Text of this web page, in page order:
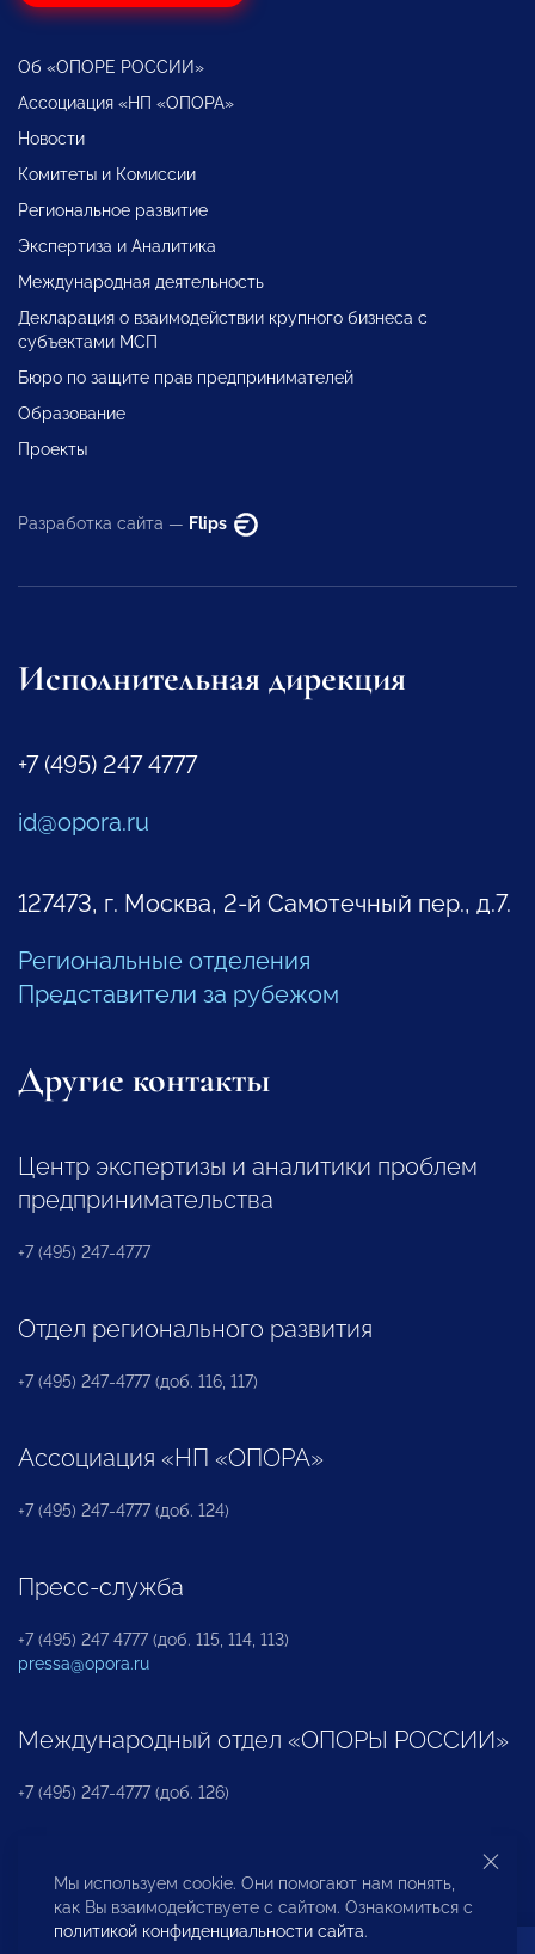
Об «ОПОРЕ РОССИИ»
Ассоциация «НП «ОПОРА»
Новости
Комитеты и Комиссии
Региональное развитие
Экспертиза и Аналитика
Международная деятельность
Декларация о взаимодействии крупного бизнеса с
субъектами МСП
Бюро по защите прав предпринимателей
Образование
Проекты
Разработка сайта — Flips
Исполнительная дирекция
+7 (495) 247 4777
id@opora.ru
127473, г. Москва, 2-й Самотечный пер., д.7.
Региональные отделения
Представители за рубежом
Другие контакты
Центр экспертизы и аналитики проблем
предпринимательства
+7 (495) 247-4777
Отдел регионального развития
+7 (495) 247-4777 (доб. 116, 117)
Ассоциация «НП «ОПОРА»
+7 (495) 247-4777 (доб. 124)
Пресс-служба
+7 (495) 247 4777 (доб. 115, 114, 113)
pressa@opora.ru
Международный отдел «ОПОРЫ РОССИИ»
+7 (495) 247-4777 (доб. 126)
Бюро по защите прав предпринимателей и
инвесторов
Мы используем cookie. Они помогают нам понять,
как Вы взаимодействуете с сайтом. Ознакомиться с
политикой конфиденциальности сайта.